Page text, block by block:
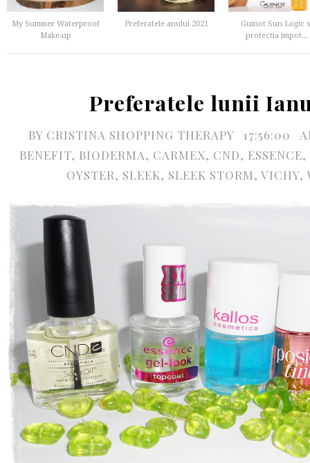
My Summer Waterproof
Make-up
Preferatele anului 2021
Guinot Sun Logic
protectia împot...
Preferatele lunii
BY CRISTINA SHOPPING THERAPY 17:56:00
BENEFIT, BIODERMA, CARMEX, CND, ESSENCE,
OYSTER, SLEEK, SLEEK STORM, VICHY,